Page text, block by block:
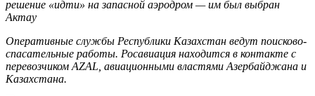
решение «идти» на запасной аэродром — им был выбран
Актау
Оперативные службы Республики Казахстан ведут поисково-
спасательные работы. Росавиация находится в контакте с
перевозчиком AZAL, авиационными властями Азербайджана и
Казахстана.